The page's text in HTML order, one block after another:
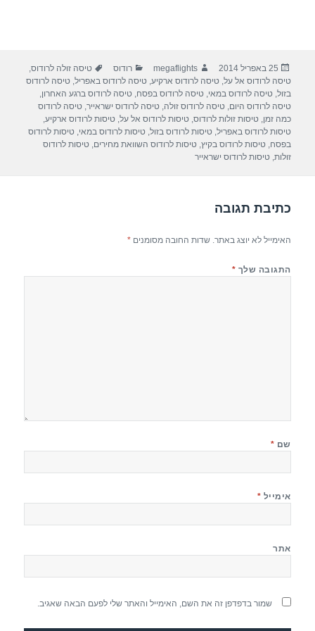
פורסם
בתאריך
25 באפריל 2014 מחבר
megaflights קטגוריות
רודוס תגיות
טיסה זולה לרודוס,
טיסה לרודוס אל על,טיסה לרודוס ארקיע,טיסה לרודוס באפריל,טיסה לרודוס
בזול,טיסה לרודוס במאי,טיסה לרודוס בפסח,טיסה לרודוס ברגע האחרון,
טיסה לרודוס היום,טיסה לרודוס זולה,טיסה לרודוס ישראייר,טיסה לרודוס
כמה זמן,טיסות זולות לרודוס,טיסות לרודוס אל על,טיסות לרודוס ארקיע,
טיסות לרודוס באפריל,טיסות לרודוס בזול,טיסות לרודוס במאי,טיסות לרודוס
בפסח,טיסות לרודוס בקיץ,טיסות לרודוס השוואת מחירים,טיסות לרודוס
זולות,טיסות לרודוס ישראייר
כתיבת תגובה
האימייל לא יוצג באתר. שדות החובה מסומנים*
התגובה שלך *
שם *
אימייל *
אתר
שמור בדפדפן זה את השם, האימייל והאתר שלי לפעם הבאה שאגיב.